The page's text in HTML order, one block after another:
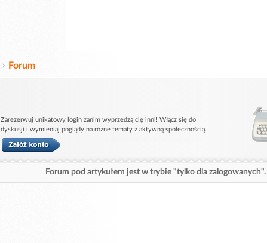
Forum
Zarezerwuj unikatowy login zanim wyprzedzą cię inni! Włącz się do
dyskusji i wymieniaj poglądy na różne tematy z aktywną społecznością.
Forum pod artykułem jest w trybie "tylko dla zalogowanych".